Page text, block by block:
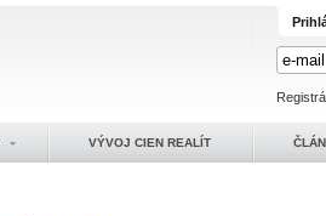
VÝVOJ CIEN REALÍT